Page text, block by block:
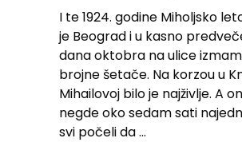
I te 1924. godine Miholjsko
je Beograd i u kasno
dana oktobra na ulice
brojne šetače. Na korzou u
Mihailovoj bilo je najživlje. A
negde oko sedam sati
svi počeli da